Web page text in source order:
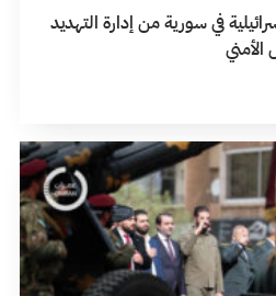
في سورية من إدارة التهديد